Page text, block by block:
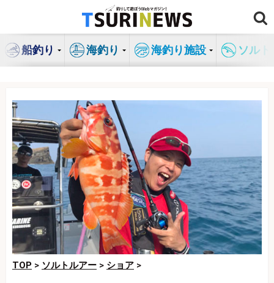
ン
船釣り 海釣り 海釣り施設 ソル
TOP > ソルトルアー > ショア >